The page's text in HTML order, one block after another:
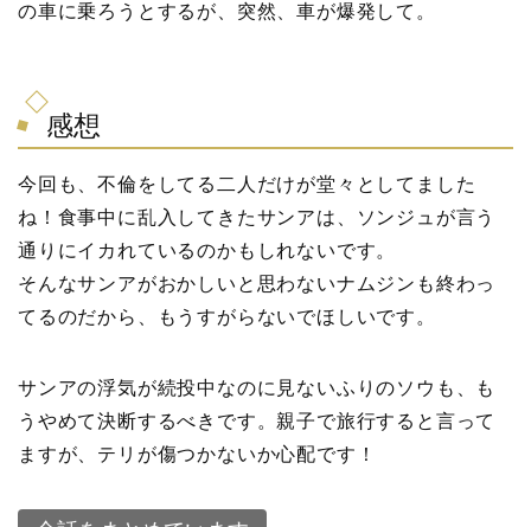
の車に乗ろうとするが、突然、車が爆発して。
感想
今回も、不倫をしてる二人だけが堂々としてました
ね！食事中に乱入してきたサンアは、ソンジュが言う
通りにイカれているのかもしれないです。
そんなサンアがおかしいと思わないナムジンも終わっ
てるのだから、もうすがらないでほしいです。
サンアの浮気が続投中なのに見ないふりのソウも、も
うやめて決断するべきです。親子で旅行すると言って
ますが、テリが傷つかないか心配です！